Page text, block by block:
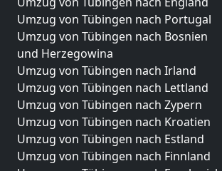
Umzug von Tübingen nach Portugal
Umzug von Tübingen nach Bosnien
und Herzegowina
Umzug von Tübingen nach Irland
Umzug von Tübingen nach Lettland
Umzug von Tübingen nach Zypern
Umzug von Tübingen nach Kroatien
Umzug von Tübingen nach Estland
Umzug von Tübingen nach Finnland